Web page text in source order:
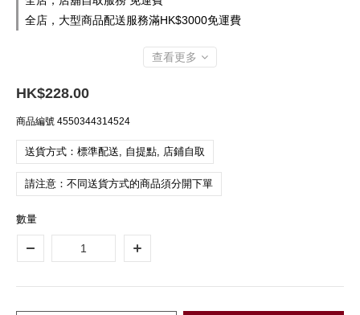
全店，大型商品配送服務滿HK$3000免運費
查看更多
HK$228.00
商品編號 4550344314524
送貨方式：標準配送, 自提點, 店鋪自取
請注意：不同送貨方式的商品須分開下單
數量